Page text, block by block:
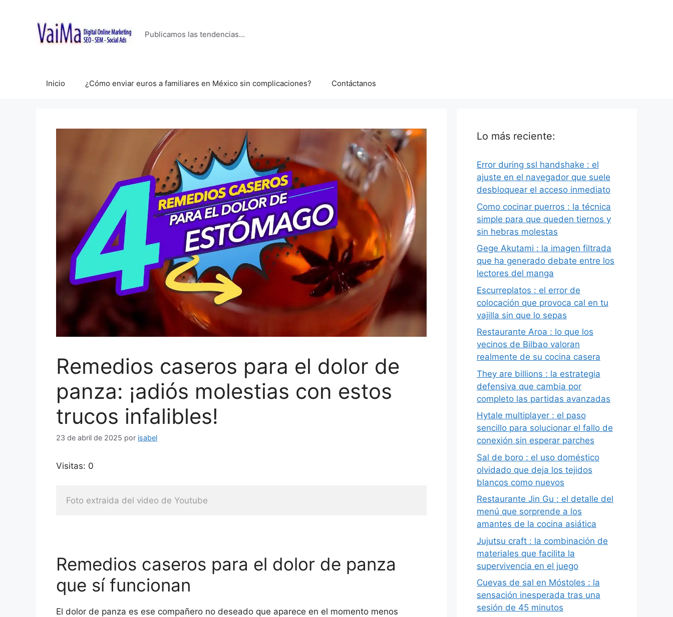
contenido
Publicamos las tendencias…
Inicio ¿Cómo enviar euros a familiares en México sin complicaciones? Contáctanos
Remedios caseros para el dolor de
panza: ¡adiós molestias con estos
trucos infalibles!
23 de abril de 2025 por isabel
Visitas: 0
Foto extraida del video de Youtube
Remedios caseros para el dolor de panza
que sí funcionan
El dolor de panza es ese compañero no deseado que aparece en el momento menos
Lo más reciente:
Error during ssl handshake : el
ajuste en el navegador que suele
desbloquear el acceso inmediato
Como cocinar puerros : la técnica
simple para que queden tiernos y
sin hebras molestas
Gege Akutami : la imagen filtrada
que ha generado debate entre los
lectores del manga
Escurreplatos : el error de
colocación que provoca cal en tu
vajilla sin que lo sepas
Restaurante Aroa : lo que los
vecinos de Bilbao valoran
realmente de su cocina casera
They are billions : la estrategia
defensiva que cambia por
completo las partidas avanzadas
Hytale multiplayer : el paso
sencillo para solucionar el fallo de
conexión sin esperar parches
Sal de boro : el uso doméstico
olvidado que deja los tejidos
blancos como nuevos
Restaurante Jin Gu : el detalle del
menú que sorprende a los
amantes de la cocina asiática
Jujutsu craft : la combinación de
materiales que facilita la
supervivencia en el juego
Cuevas de sal en Móstoles : la
sensación inesperada tras una
sesión de 45 minutos